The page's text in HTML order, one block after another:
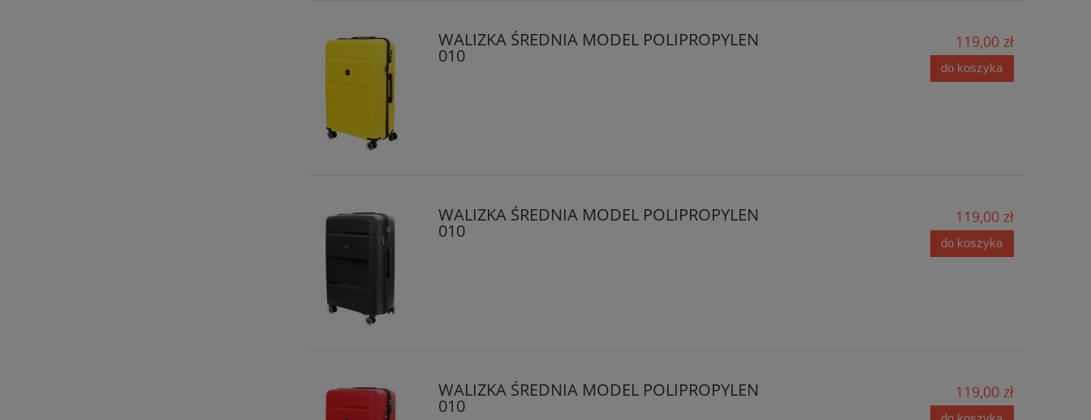
WALIZKA ŚREDNIA MODEL POLIPROPYLEN
010
119,00 zł
do koszyka
WALIZKA ŚREDNIA MODEL POLIPROPYLEN
010
119,00 zł
do koszyka
WALIZKA ŚREDNIA MODEL POLIPROPYLEN
010
119,00 zł